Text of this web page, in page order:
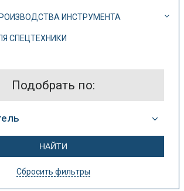
ИНСТРУМЕНТА
СПЕЦТЕХНИКИ
Подобрать по:
Сбросить фильтры